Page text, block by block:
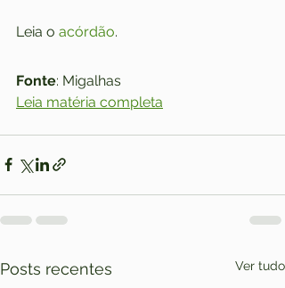
Leia o acórdão.
Fonte: Migalhas
Leia matéria completa
Posts recentes Ver tudo